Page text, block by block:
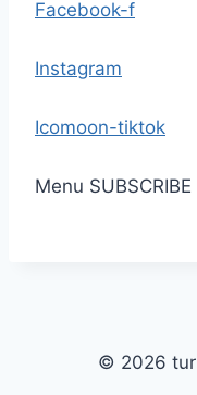
Facebook-f
Instagram
Icomoon-tiktok
Menu SUBSCRIBE
© 2026